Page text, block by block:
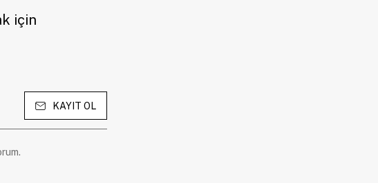
için
KAYIT OL